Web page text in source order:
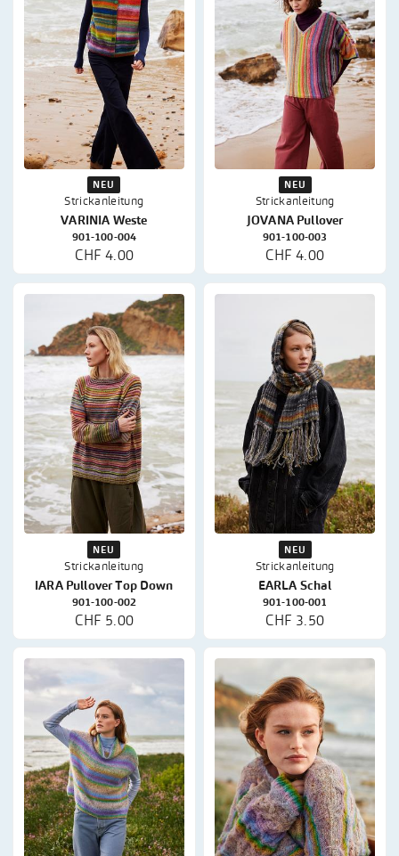
NEU
Strickanleitung
VARINIA Weste
901-100-004
CHF 4.00
NEU
Strickanleitung
JOVANA Pullover
901-100-003
CHF 4.00
NEU
Strickanleitung
IARA Pullover Top Down
901-100-002
CHF 5.00
NEU
Strickanleitung
EARLA Schal
901-100-001
CHF 3.50